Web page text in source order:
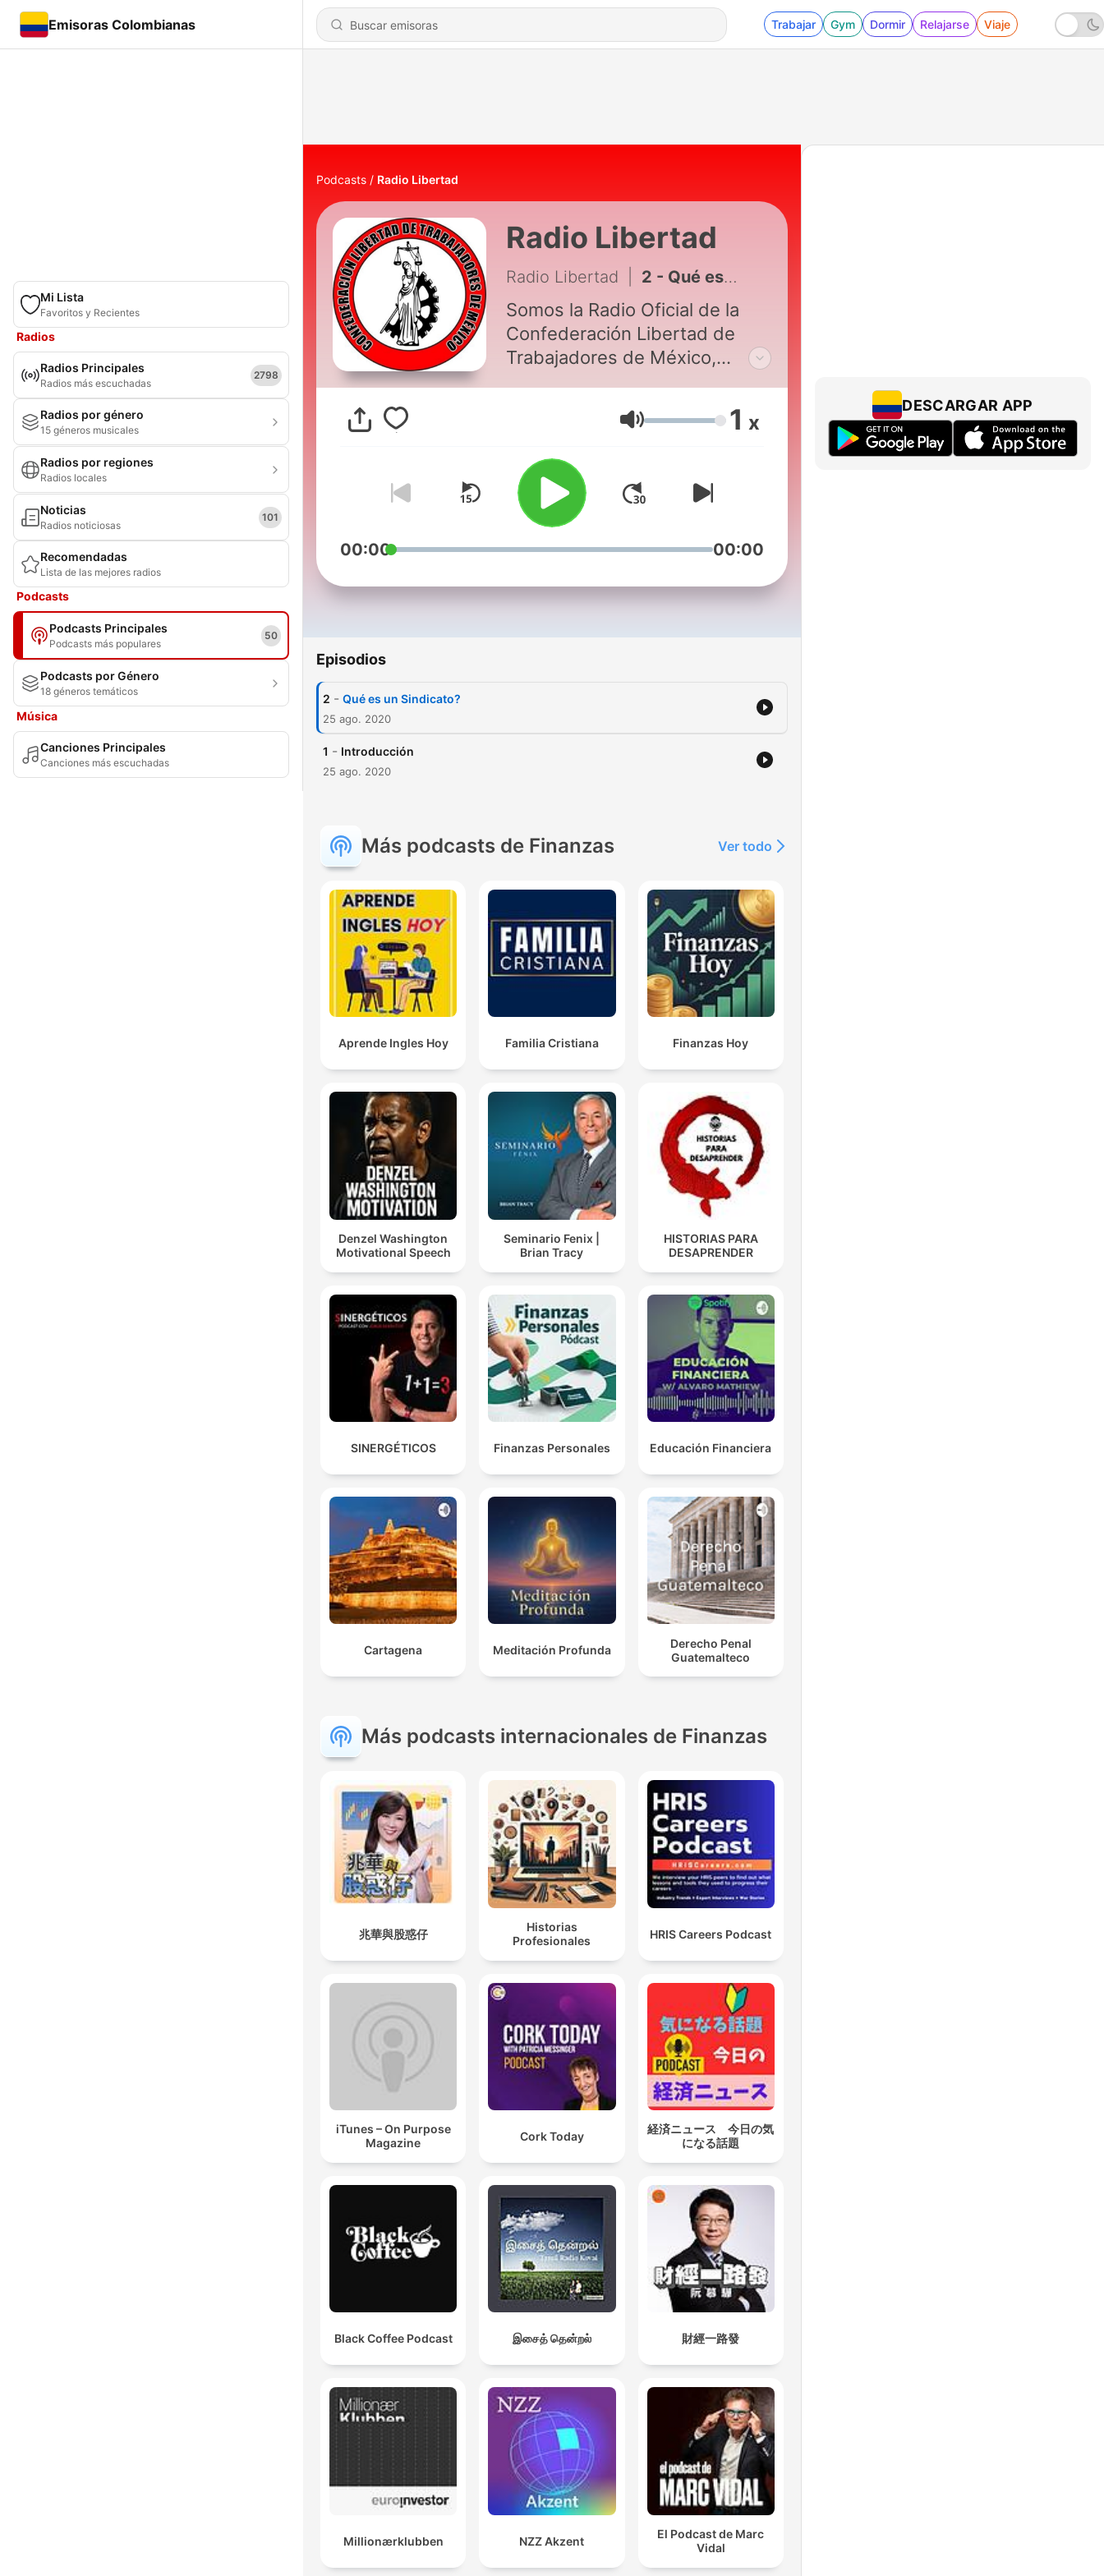
Emisoras Colombianas Trabajar Gym Dormir Relajarse Viaje
Mi Lista
Favoritos y Recientes
Radios
Radios Principales
Radios más escuchadas
2798
Radios por género
15 géneros musicales
Radios por regiones
Radios locales
Noticias
Radios noticiosas
101
Recomendadas
Lista de las mejores radios
Podcasts
Podcasts Principales
Podcasts más populares
50
Podcasts por Género
18 géneros temáticos
Música
Canciones Principales
Canciones más escuchadas
Podcasts Radio Libertad
Radio Libertad
Radio Libertad 2 - Qué es un Sindicato?
Somos la Radio Oficial de la
Confederación Libertad de
Trabajadores de México,
orientación y salvaguardar los
derechos de nuestros
Volumen 1 x
00:00 00:00
Episodios
2 - Qué es un Sindicato?
25 ago. 2020
1 - Introducción
25 ago. 2020
Más podcasts de Finanzas Ver todo
Aprende Ingles Hoy Familia Cristiana Finanzas Hoy
Denzel Washington
Motivational Speech
Seminario Fenix |
Brian Tracy
HISTORIAS PARA
DESAPRENDER
SINERGÉTICOS Finanzas Personales Educación Financiera
Cartagena Meditación Profunda
Derecho Penal
Guatemalteco
Más podcasts internacionales de Finanzas
兆華與股惑仔
Historias
Profesionales
HRIS Careers Podcast
iTunes – On Purpose
Magazine
Cork Today
経済ニュース 今日の気
になる話題
Black Coffee Podcast இசைத் தென்றல் 財經一路發
Millionærklubben NZZ Akzent
El Podcast de Marc
Vidal
DESCARGAR APP